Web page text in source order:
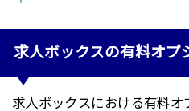
求人ボックスの有料オプ
求人ボックスにおける有料